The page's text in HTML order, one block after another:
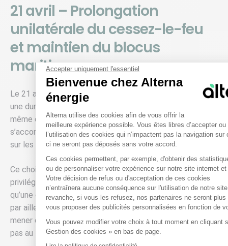
21 avril – Prolongation
unilatérale du cessez-le-feu
et maintien du blocus
maritime
Le 21 avril au soir, Donald Trump annonce prolonger pour
une durée indéterminée le cessez-le-feu avec l’Iran, alors
même que son échéance était imminente. Cette décision
s’accompagne du maintien du blocus maritime américain
sur les ports iraniens du Golfe.
Ce choix traduit une évolution de la stratégie américaine :
privilégier la pression économique et logistique plutôt
qu’une escalade militaire immédiate. Washington confirme
par ailleurs que le vice-président J. D. Vance, chargé de
mener de nouvelles discussions, ne se rendra finalement
pas au Pakistan.
Accepter uniquement l'essentiel
Bienvenue chez Alterna
énergie
Plateforme de Gestion du
Alterna utilise des cookies afin de vous offrir la
meilleure expérience possible. Vous êtes libres d’accepter
l’utilisation des cookies qui n’impactent pas la navigation sur
ci ne seront pas déposés sans votre accord.
Ces cookies permettent, par exemple, d'obtenir des
ou de personnaliser votre expérience sur notre site internet
Votre décision de refus ou d'acceptation de ces cookies
n’entraînera aucune conséquence sur l'utilisation de notre
revanche, si vous les refusez, nos partenaires ne seront plus
vous proposer des publicités personnalisées en fonction de
Vous pouvez modifier votre choix à tout moment en cliquant
Gestion des cookies » en bas de page.
Axeptio consent